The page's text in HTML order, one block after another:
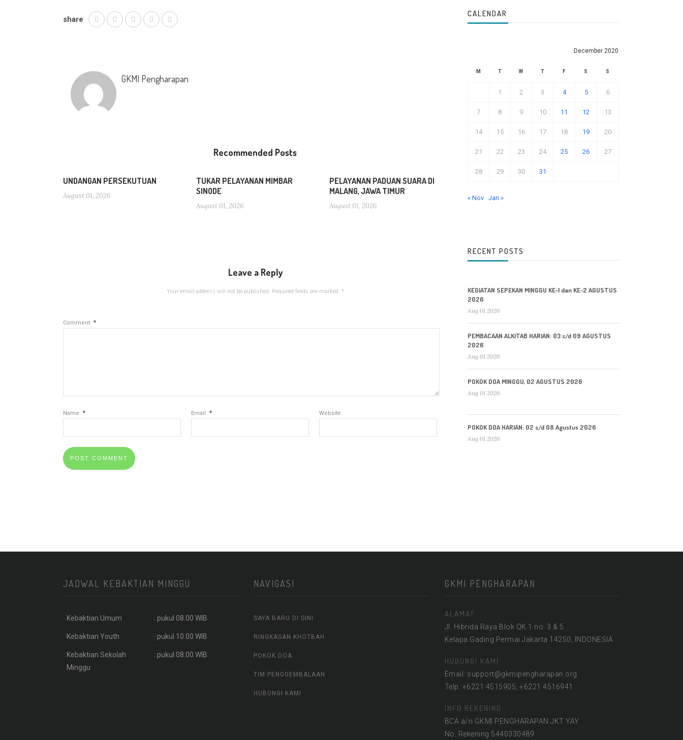
share
GKMI Pengharapan
Recommended Posts
UNDANGAN PERSEKUTUAN
August 01, 2026
TUKAR PELAYANAN MIMBAR
SINODE
August 01, 2026
PELAYANAN PADUAN SUARA DI
MALANG, JAWA TIMUR
August 01, 2026
Leave a Reply
Your email address will not be published. Required fields are marked *
Comment *
Name * Email * Website
CALENDAR
December 2020
M T W T F S S
1 2 3 4 5 6
7 8 9 10 11 12 13
14 15 16 17 18 19 20
21 22 23 24 25 26 27
28 29 30 31
« Nov Jan »
RECENT POSTS
KEGIATAN SEPEKAN MINGGU KE-1 dan KE-2 AGUSTUS
2026
Aug 01 2026
PEMBACAAN ALKITAB HARIAN: 03 s/d 09 AGUSTUS
2026
Aug 01 2026
POKOK DOA MINGGU, 02 AGUSTUS 2026
Aug 01 2026
POKOK DOA HARIAN: 02 s/d 08 Agustus 2026
Aug 01 2026
JADWAL KEBAKTIAN MINGGU
Kebaktian Umum : pukul 08.00 WIB
Kebaktian Youth : pukul 10.00 WIB
Kebaktian Sekolah
Minggu
: pukul 08.00 WIB
NAVIGASI
SAYA BARU DI SINI
RINGKASAN KHOTBAH
POKOK DOA
TIM PENGGEMBALAAN
HUBUNGI KAMI
GKMI PENGHARAPAN
ALAMAT
Jl. Hibrida Raya Blok QK 1 no. 3 & 5
Kelapa Gading Permai Jakarta 14250, INDONESIA
HUBUNGI KAMI
Email: support@gkmipengharapan.org
Telp: +6221 4515905, +6221 4516941
INFO REKENING
BCA a/n GKMI PENGHARAPAN JKT YAY
No. Rekening 5440330489